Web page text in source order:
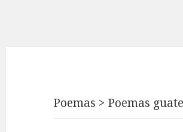
Poemas > Poemas